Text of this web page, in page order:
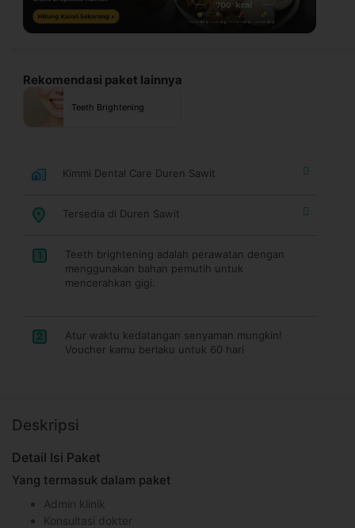
Rekomendasi paket lainnya
Teeth Brightening
Kimmi Dental Care Duren Sawit
Tersedia di Duren Sawit
1
Teeth brightening adalah perawatan dengan
menggunakan bahan pemutih untuk
mencerahkan gigi.
2
Atur waktu kedatangan senyaman mungkin!
Voucher kamu berlaku untuk 60 hari
Deskripsi
Detail Isi Paket
Yang termasuk dalam paket
Admin klinik
Konsultasi dokter